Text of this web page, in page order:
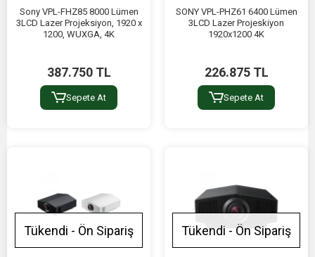
Sony VPL-FHZ85 8000 Lümen
3LCD Lazer Projeksiyon, 1920 x
1200, WUXGA, 4K
387.750 TL
Sepete At
SONY VPL-PHZ61 6400 Lümen
3LCD Lazer Projeskiyon
1920x1200 4K
226.875 TL
Sepete At
Tükendi - Ön Sipariş Tükendi - Ön Sipariş